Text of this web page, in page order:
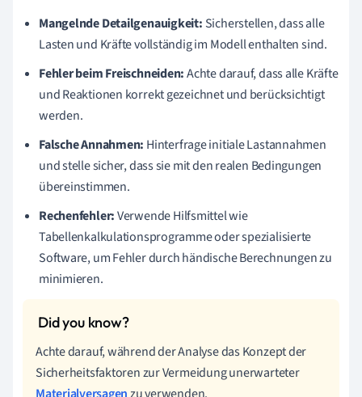
Mangelnde Detailgenauigkeit: Sicherstellen, dass alle
Lasten und Kräfte vollständig im Modell enthalten sind.
Fehler beim Freischneiden:Achte darauf, dass alle Kräfte
und Reaktionen korrekt gezeichnet und berücksichtigt
werden.
Falsche Annahmen: Hinterfrage initiale Lastannahmen
und stelle sicher, dass sie mit den realen Bedingungen
übereinstimmen.
Rechenfehler:Verwende Hilfsmittel wie
Tabellenkalkulationsprogramme oder spezialisierte
Software, um Fehler durch händische Berechnungen zu
minimieren.
Achte darauf, während der Analyse das Konzept der
Sicherheitsfaktoren zur Vermeidung unerwarteter
Materialversagen zu verwenden.